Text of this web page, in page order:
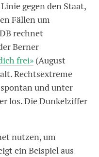
gegen den Staat,
Fällen um
rechnet
Berner
frei» (August
Rechtsextreme
und unter
los. Die Dunkelziffer
nutzen, um
ein Beispiel aus